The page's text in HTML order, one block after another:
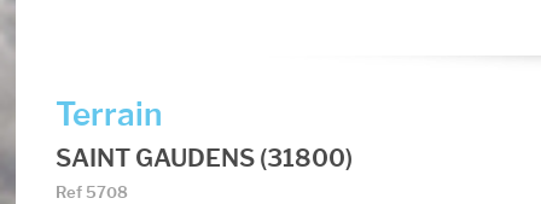
Terrain
SAINT GAUDENS (31800)
Ref 5708